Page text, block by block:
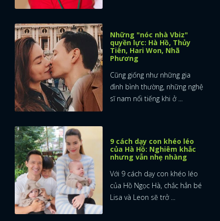
Những "nóc nhà Vbiz"
quyền lực: Hà Hồ, Thủy
Tiên, Hari Won, Nhã
Phương
Cũng giống như những gia
đình bình thường, những nghệ
sĩ nam nổi tiếng khi ở ...
9 cách dạy con khéo léo
của Hà Hồ: Nghiêm khắc
nhưng vẫn nhẹ nhàng
Với 9 cách dạy con khéo léo
của Hồ Ngọc Hà, chắc hẳn bé
Lisa và Leon sẽ trở ...